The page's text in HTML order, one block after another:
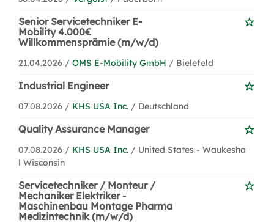
Senior Servicetechniker E-
Mobility 4.000€
Willkommensprämie (m/w/d)
21.04.2026 / OMS E-Mobility GmbH / Bielefeld
Industrial Engineer
07.08.2026 / KHS USA Inc. / Deutschland
Quality Assurance Manager
07.08.2026 / KHS USA Inc. / United States - Waukesha
ǀ Wisconsin
Servicetechniker / Monteur /
Mechaniker Elektriker -
Maschinenbau Montage Pharma
Medizintechnik (m/w/d)